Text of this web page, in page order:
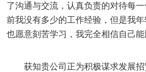
了沟通与交流，认真负责的对待每
前我没有多少的工作经验，但是我年
也愿意刻苦学习，我完全相信自己能
获知贵公司正为积极谋求发展